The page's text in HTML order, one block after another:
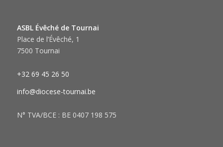
ASBL Évêché de Tournai
Place de l’Évêché, 1
7500 Tournai
+32 69 45 26 50
info@diocese-tournai.be
N° TVA/BCE : BE 0407 198 575